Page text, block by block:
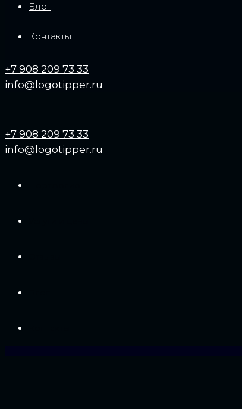
Блог
Контакты
+7 908 209 73 33
info@logotipper.ru
+7 908 209 73 33
info@logotipper.ru